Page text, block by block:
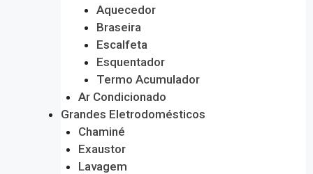
Aquecedor
Braseira
Escalfeta
Esquentador
Termo Acumulador
Ar Condicionado
Grandes Eletrodomésticos
Chaminé
Exaustor
Lavagem